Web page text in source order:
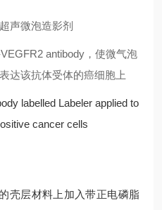
antibody，使微气泡
达该抗体受体的癌细胞上
labelled Labeler applied to
cancer cells
层材料上加入带正电磷脂